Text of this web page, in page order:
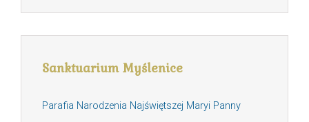
Sanktuarium Myślenice
Parafia Narodzenia Najświętszej Maryi Panny